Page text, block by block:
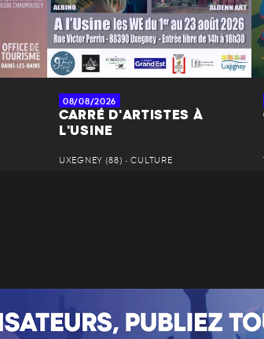
08/08/2026
CARRÉ D'ARTISTES À
L'USINE
UXEGNEY (88) • CULTURE